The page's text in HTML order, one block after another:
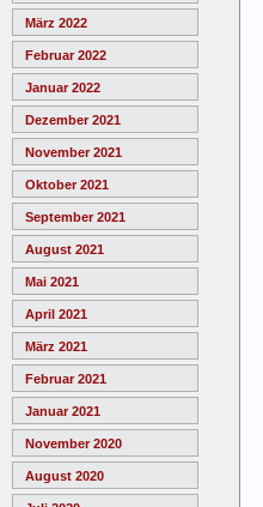
März 2022
Februar 2022
Januar 2022
Dezember 2021
November 2021
Oktober 2021
September 2021
August 2021
Mai 2021
April 2021
März 2021
Februar 2021
Januar 2021
November 2020
August 2020